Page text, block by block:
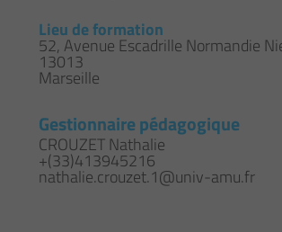
Lieu de formation
52, Avenue Escadrille Normandie
13013
Marseille
Gestionnaire pédagogique
CROUZET Nathalie
+(33)413945216
nathalie.crouzet.1@univ-amu.fr